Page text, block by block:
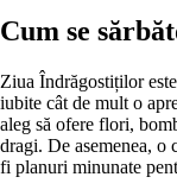
Cum se
Ziua Îndrăgostiților
iubite cât de mult o
aleg să ofere flori,
dragi. De asemenea, o
fi planuri minunate